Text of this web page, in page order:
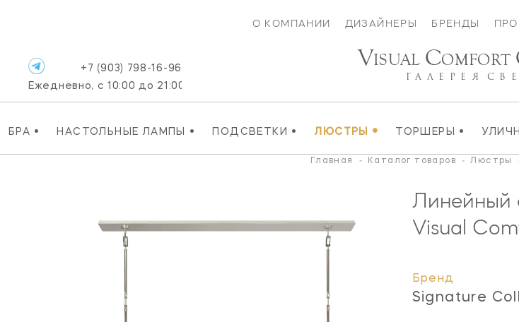
О КОМПАНИИ ДИЗАЙНЕРЫ БРЕНДЫ
БРА • НАСТОЛЬНЫЕ ЛАМПЫ • ПОДСВЕТКИ • ЛЮСТРЫ • ТОРШЕРЫ •
+7 (903) 798-16-96
Ежедневно, с 10:00 до 21:00
VISUAL COMFORT
ГАЛЕРЕЯ
Главная - Каталог товаров - Люстры
Линейный
Visual
Бренд
Signature